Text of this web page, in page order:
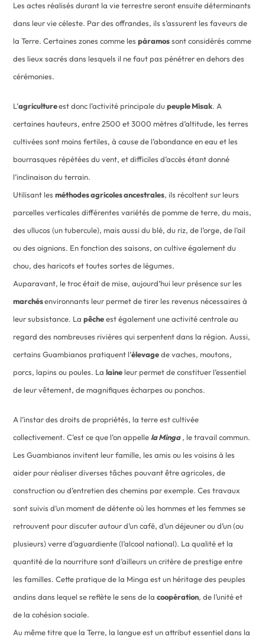
Les actes réalisés durant la vie terrestre seront ensuite déterminants
dans leur vie céleste. Par des offrandes, ils s’assurent les faveurs de
la Terre. Certaines zones comme lespáramossont considérés comme
des lieux sacrés dans lesquels il ne faut pas pénétrer en dehors des
cérémonies.
L’agricultureest donc l’activité principale dupeuple Misak. A
certaines hauteurs, entre 2500 et 3000 mètres d’altitude, les terres
cultivées sont moins fertiles, à cause de l’abondance en eau et les
bourrasques répétées du vent, et difficiles d’accès étant donné
l’inclinaison du terrain.
Utilisant lesméthodes agricoles ancestrales, ils récoltent sur leurs
parcelles verticales différentes variétés de pomme de terre, du mais,
des ullucos (un tubercule), mais aussi du blé, du riz, de l’orge, de l’ail
ou des oignions. En fonction des saisons, on cultive également du
chou, des haricots et toutes sortes de légumes.
Auparavant, le troc était de mise, aujourd’hui leur présence sur les
marchésenvironnants leur permet de tirer les revenus nécessaires à
leur subsistance. Lapêcheest également une activité centrale au
regard des nombreuses rivières qui serpentent dans la région. Aussi,
certains Guambianos pratiquent l’élevagede vaches, moutons,
porcs, lapins ou poules. Lalaineleur permet de constituer l’essentiel
de leur vêtement, de magnifiques écharpes ou ponchos.
A l’instar des droits de propriétés, la terre est cultivée
collectivement. C’est ce que l’on appelle la Minga , le travail commun.
Les Guambianos invitent leur famille, les amis ou les voisins à les
aider pour réaliser diverses tâches pouvant être agricoles, de
construction ou d’entretien des chemins par exemple. Ces travaux
sont suivis d’un moment de détente où les hommes et les femmes se
retrouvent pour discuter autour d’un café, d’un déjeuner ou d’un (ou
plusieurs) verre d’aguardiente (l’alcool national). La qualité et la
quantité de la nourriture sont d’ailleurs un critère de prestige entre
les familles. Cette pratique de la Minga est un héritage des peuples
andins dans lequel se reflète le sens de lacoopération, de l’unité et
de la cohésion sociale.
Au même titre que la Terre, la langue est un attribut essentiel dans la